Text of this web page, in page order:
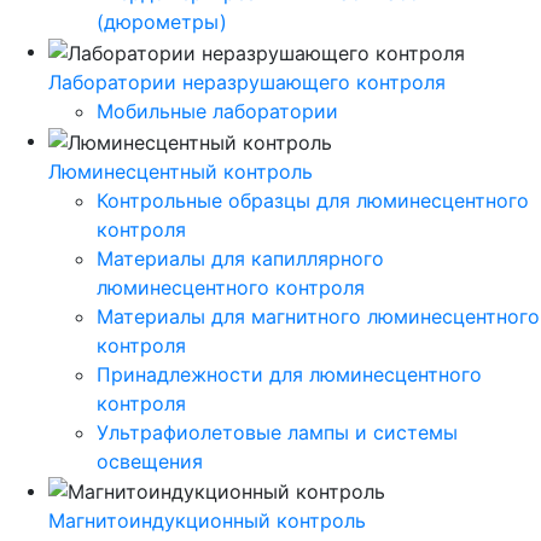
(дюрометры)
Лаборатории неразрушающего контроля
Мобильные лаборатории
Люминесцентный контроль
Контрольные образцы для люминесцентного
контроля
Материалы для капиллярного
люминесцентного контроля
Материалы для магнитного люминесцентного
контроля
Принадлежности для люминесцентного
контроля
Ультрафиолетовые лампы и системы
освещения
Магнитоиндукционный контроль